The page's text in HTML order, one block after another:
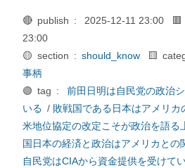
🔴 publish : 2025-12-11 23:00 🟥
23:00
🟡 section : should_know 🟨
事柄
🟢 tag :
前田日明は自民党の政治
いる / 敗戦国である日本はアメリカ
米地位協定の改定こそが政治を語る
国日本の経済と政治はアメリカとの
自民党はCIAから資金提供を受けて